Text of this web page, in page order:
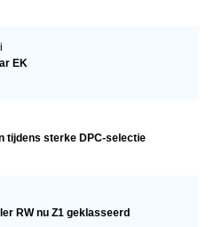
EK
tijdens sterke DPC-selectie
RW nu Z1 geklasseerd